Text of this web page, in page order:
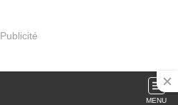
Publicité
MENU